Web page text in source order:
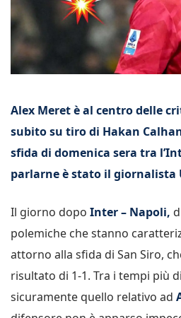
Alex Meret è al centro delle
subito su tiro di Hakan
sfida di domenica sera tra
parlarne è stato il giornalista
Il giorno dopo Inter – Napoli,
polemiche che stanno
attorno alla sfida di San Siro,
risultato di 1-1. Tra i tempi più
sicuramente quello relativo ad